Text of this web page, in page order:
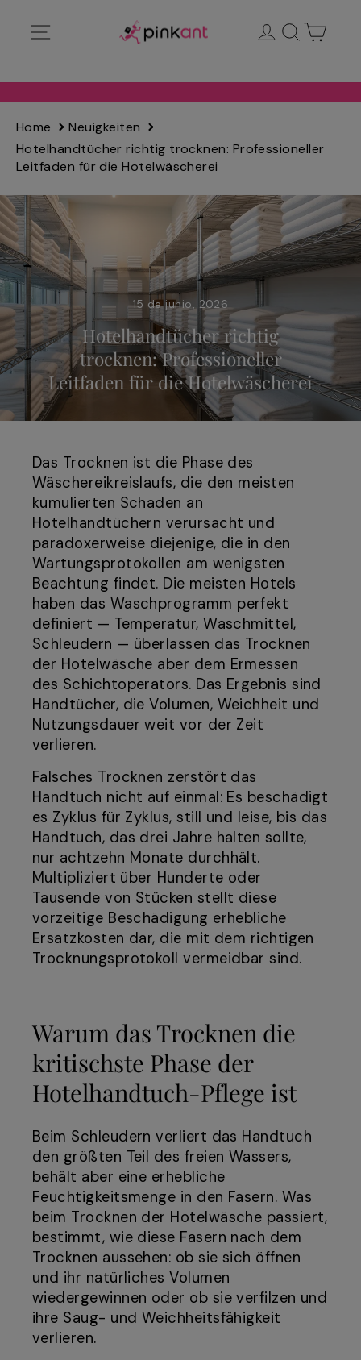
directamente
Ingresar
Buscar
Home
Neuigkeiten
Hotelhandtücher richtig trocknen: Professioneller
Leitfaden für die Hotelwäscherei
15 de junio, 2026
Hotelhandtücher richtig
trocknen: Professioneller
Leitfaden für die Hotelwäscherei
Das Trocknen ist die Phase des
Wäschereikreislaufs, die den meisten
kumulierten Schaden an
Hotelhandtüchern verursacht und
paradoxerweise diejenige, die in den
Wartungsprotokollen am wenigsten
Beachtung findet. Die meisten Hotels
haben das Waschprogramm perfekt
definiert — Temperatur, Waschmittel,
Schleudern — überlassen das Trocknen
der Hotelwäsche aber dem Ermessen
des Schichtoperators. Das Ergebnis sind
Handtücher, die Volumen, Weichheit und
Nutzungsdauer weit vor der Zeit
verlieren.
Falsches Trocknen zerstört das
Handtuch nicht auf einmal: Es beschädigt
es Zyklus für Zyklus, still und leise, bis das
Handtuch, das drei Jahre halten sollte,
nur achtzehn Monate durchhält.
Multipliziert über Hunderte oder
Tausende von Stücken stellt diese
vorzeitige Beschädigung erhebliche
Ersatzkosten dar, die mit dem richtigen
Trocknungsprotokoll vermeidbar sind.
Warum das Trocknen die
kritischste Phase der
Hotelhandtuch-Pflege ist
Beim Schleudern verliert das Handtuch
den größten Teil des freien Wassers,
behält aber eine erhebliche
Feuchtigkeitsmenge in den Fasern. Was
beim Trocknen der Hotelwäsche passiert,
bestimmt, wie diese Fasern nach dem
Trocknen aussehen: ob sie sich öffnen
und ihr natürliches Volumen
wiedergewinnen oder ob sie verfilzen und
ihre Saug- und Weichheitsfähigkeit
verlieren.